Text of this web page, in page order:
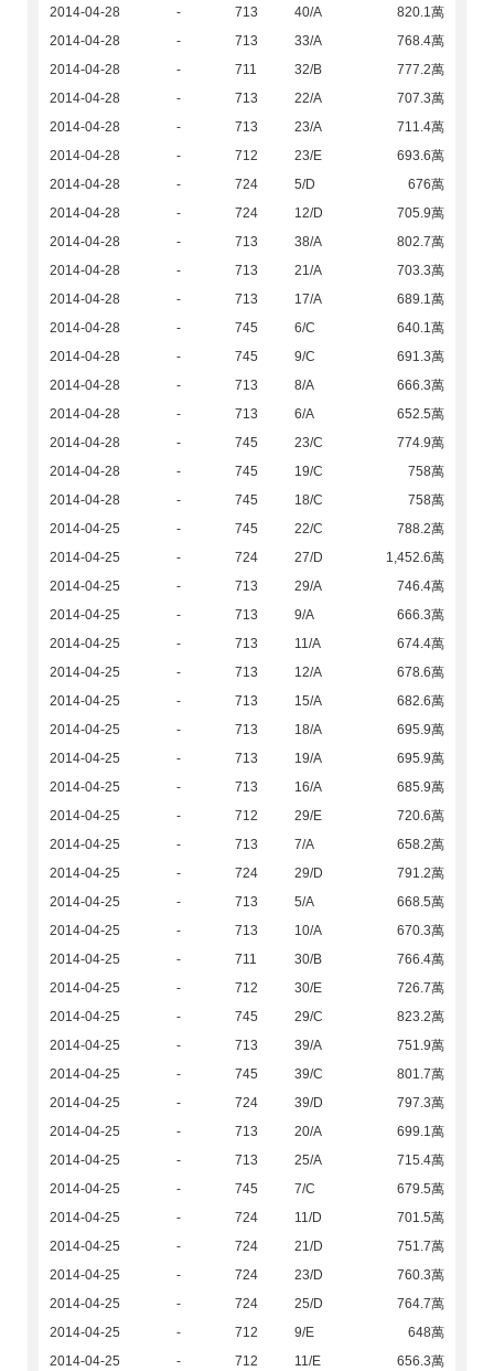
2014-04-28
- 713 40/A
820.1萬
2014-04-28
- 713 33/A
768.4萬
2014-04-28
- 711 32/B
777.2萬
2014-04-28
- 713 22/A
707.3萬
2014-04-28
- 713 23/A
711.4萬
2014-04-28
- 712 23/E
693.6萬
2014-04-28
- 724 5/D
676萬
2014-04-28
- 724 12/D
705.9萬
2014-04-28
- 713 38/A
802.7萬
2014-04-28
- 713 21/A
703.3萬
2014-04-28
- 713 17/A
689.1萬
2014-04-28
- 745 6/C
640.1萬
2014-04-28
- 745 9/C
691.3萬
2014-04-28
- 713 8/A
666.3萬
2014-04-28
- 713 6/A
652.5萬
2014-04-28
- 745 23/C
774.9萬
2014-04-28
- 745 19/C
758萬
2014-04-28
- 745 18/C
758萬
2014-04-25
- 745 22/C
788.2萬
2014-04-25
- 724 27/D
1,452.6萬
2014-04-25
- 713 29/A
746.4萬
2014-04-25
- 713 9/A
666.3萬
2014-04-25
- 713 11/A
674.4萬
2014-04-25
- 713 12/A
678.6萬
2014-04-25
- 713 15/A
682.6萬
2014-04-25
- 713 18/A
695.9萬
2014-04-25
- 713 19/A
695.9萬
2014-04-25
- 713 16/A
685.9萬
2014-04-25
- 712 29/E
720.6萬
2014-04-25
- 713 7/A
658.2萬
2014-04-25
- 724 29/D
791.2萬
2014-04-25
- 713 5/A
668.5萬
2014-04-25
- 713 10/A
670.3萬
2014-04-25
- 711 30/B
766.4萬
2014-04-25
- 712 30/E
726.7萬
2014-04-25
- 745 29/C
823.2萬
2014-04-25
- 713 39/A
751.9萬
2014-04-25
- 745 39/C
801.7萬
2014-04-25
- 724 39/D
797.3萬
2014-04-25
- 713 20/A
699.1萬
2014-04-25
- 713 25/A
715.4萬
2014-04-25
- 745 7/C
679.5萬
2014-04-25
- 724 11/D
701.5萬
2014-04-25
- 724 21/D
751.7萬
2014-04-25
- 724 23/D
760.3萬
2014-04-25
- 724 25/D
764.7萬
2014-04-25
- 712 9/E
648萬
2014-04-25
- 712 11/E
656.3萬